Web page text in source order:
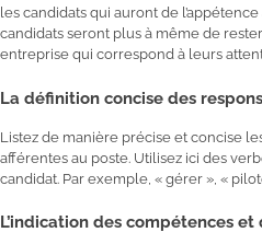
les candidats qui auront de
candidats seront plus à même de
entreprise qui correspond à leurs
La définition concise des
Listez de manière précise et concise
afférentes au poste. Utilisez ici des
candidat. Par exemple, « gérer », «
L’indication des compétences